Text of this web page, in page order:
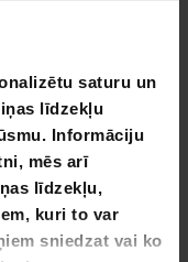
saturu un
līdzekļu
Informāciju
mēs arī
līdzekļu,
kuri to var
sniedzat vai ko
maksimālu
mes iš naujo
Mūsų misija?
save. Su